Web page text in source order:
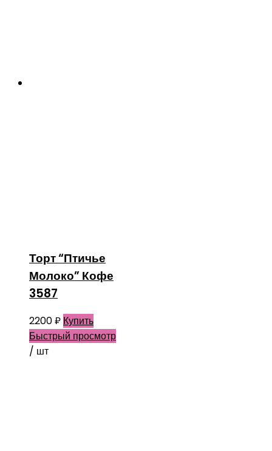
Торт “Птичье
Молоко” Кофе
3587
2200₽ Купить
Быстрый просмотр
/ шт